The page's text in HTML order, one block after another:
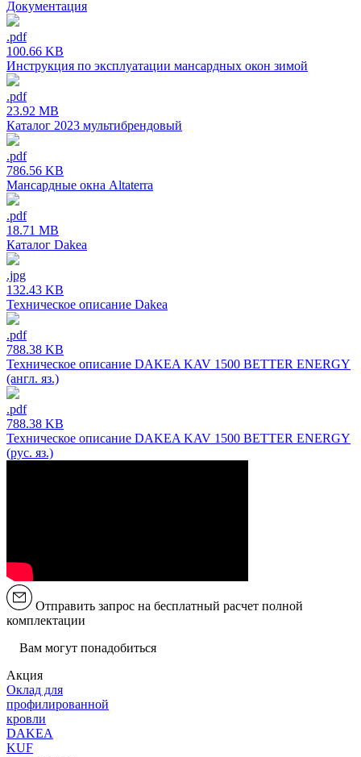
Документация
.pdf
100.66 KB
Инструкция по эксплуатации мансардных окон зимой
.pdf
23.92 MB
Каталог 2023 мультибрендовый
.pdf
786.56 KB
Мансардные окна Altaterra
.pdf
18.71 MB
Каталог Dakea
.jpg
132.43 KB
Техническое описание Dakea
.pdf
788.38 KB
Техническое описание DAKEA KAV 1500 BETTER ENERGY
(англ. яз.)
.pdf
788.38 KB
Техническое описание DAKEA KAV 1500 BETTER ENERGY
(рус. яз.)
Отправить запрос на бесплатный расчет полной
комплектации
Вам могут понадобиться
Акция
Оклад для
профилированной
кровли
DAKEA
KUF